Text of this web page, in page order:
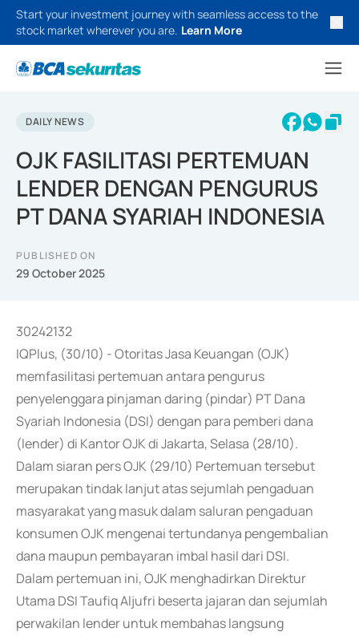
Start your investment journey with seamless access to the
stock market wherever you are. Learn More
DAILY NEWS
OJK FASILITASI PERTEMUAN
LENDER DENGAN PENGURUS
PT DANA SYARIAH INDONESIA
PUBLISHED ON
29 October 2025
30242132
IQPlus, (30/10) - Otoritas Jasa Keuangan (OJK)
memfasilitasi pertemuan antara pengurus
penyelenggara pinjaman daring (pindar) PT Dana
Syariah Indonesia (DSI) dengan para pemberi dana
(lender) di Kantor OJK di Jakarta, Selasa (28/10).
Dalam siaran pers OJK (29/10) Pertemuan tersebut
merupakan tindak lanjut atas sejumlah pengaduan
masyarakat yang masuk dalam saluran pengaduan
konsumen OJK mengenai tertundanya pengembalian
dana maupun pembayaran imbal hasil dari DSI.
Dalam pertemuan ini, OJK menghadirkan Direktur
Utama DSI Taufiq Aljufri beserta jajaran dan sejumlah
perwakilan lender untuk membahas langsung